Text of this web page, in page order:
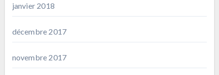
janvier 2018
décembre 2017
novembre 2017